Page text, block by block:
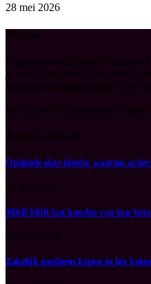
28 mei 2026
Originele date ideeën: waarom
MKB blijft last houden van laat
Zakelijk goederen kopen in het